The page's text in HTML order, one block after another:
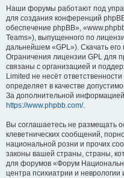
Наши форумы работают под
для создания конференций
обеспечение phpBB»,
Teams»), выпущенного по
дальнейшем «GPL»). Скачать
Ограничения лицензии GPL для
связаны с организацией и
Limited не несёт
определяет в качестве
За дополнительной
https://www.phpbb.com/.
Вы соглашаетесь не размещать
клеветнических сообщений,
национальной розни и прочих
законы вашей страны, страны,
для форумов «Форум
центра психиатрии и